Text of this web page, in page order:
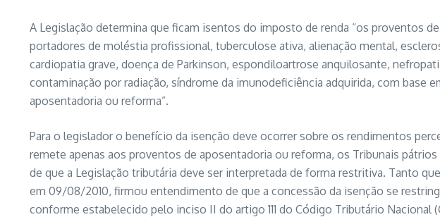
A Legislação determina que ficam isentos do imposto de renda “os proventos
portadores de moléstia profissional, tuberculose ativa, alienação mental,
cardiopatia grave, doença de Parkinson, espondiloartrose anquilosante,
contaminação por radiação, síndrome da imunodeficiência adquirida, com base
aposentadoria ou reforma”.
Para o legislador o benefício da isenção deve ocorrer sobre os rendimentos
remete apenas aos proventos de aposentadoria ou reforma, os Tribunais
de que a Legislação tributária deve ser interpretada de forma restritiva. Tanto
em 09/08/2010, firmou entendimento de que a concessão da isenção se
conforme estabelecido pelo inciso II do artigo 111 do Código Tributário Nacional